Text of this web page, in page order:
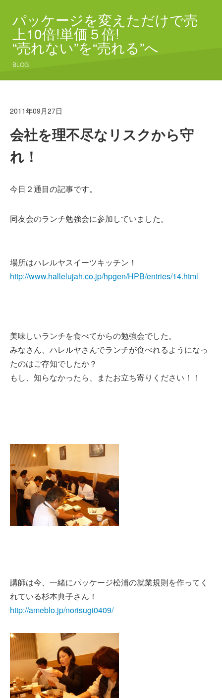
パッケージを変えただけで売
上10倍!単価５倍!
“売れない”を“売れる”へ
BLOG
2011年09月27日
会社を理不尽なリスクから守
れ！
今日２通目の記事です。
同友会のランチ勉強会に参加していました。
場所はハレルヤスイーツキッチン！
http://www.hallelujah.co.jp/hpgen/HPB/entries/14.html
美味しいランチを食べてからの勉強会でした。
みなさん、ハレルヤさんでランチが食べれるようになっ
たのはご存知でしたか？
もし、知らなかったら、またお立ち寄りください！！
講師は今、一緒にパッケージ松浦の就業規則を作ってく
れている杉本典子さん！
http://ameblo.jp/norisugi0409/